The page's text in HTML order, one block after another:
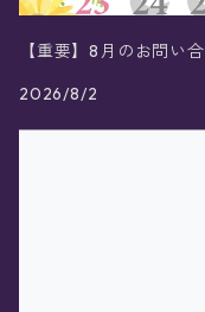
【重要】8月のお問い
2026/8/2